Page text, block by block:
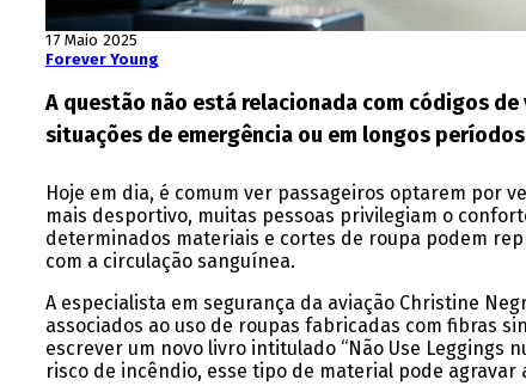
17 Maio 2025
Forever Young
A questão não está relacionada com códigos
situações de emergência ou em longos
Hoje em dia, é comum ver passageiros optarem por
mais desportivo, muitas pessoas privilegiam o
determinados materiais e cortes de roupa podem
com a circulação sanguínea.
A especialista em segurança da aviação Christine
associados ao uso de roupas fabricadas com fibras
escrever um novo livro intitulado “Não Use Leggings
risco de incêndio, esse tipo de material pode agravar